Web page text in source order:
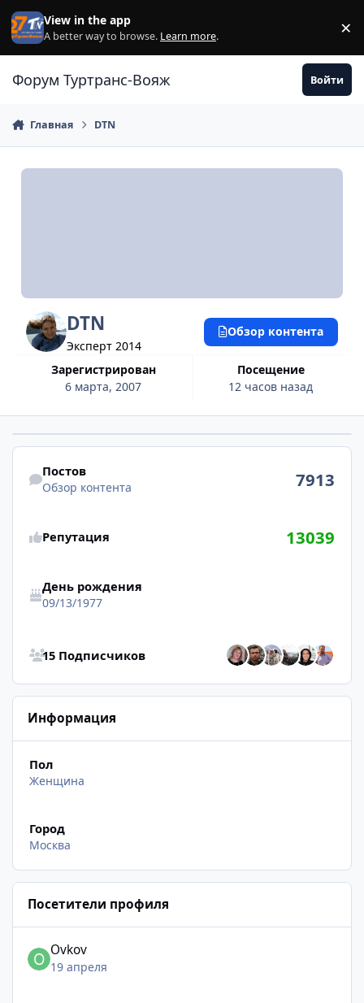
Перейти к содержанию
View in the app
A better way to browse. Learn more. ×
Форум Туртранс-Вояж Войти
Главная DTN
DTN
Эксперт 2014
Зарегистрирован
6 марта, 2007
Посещение
12 часов назад
Обзор контента
Обзор контента
Постов
Обзор контента 7913
Репутация 13039
День рождения
09/13/1977
15 Подписчиков
Информация
Пол
Женщина
Город
Москва
Посетители профиля
Ovkov
19 апреля